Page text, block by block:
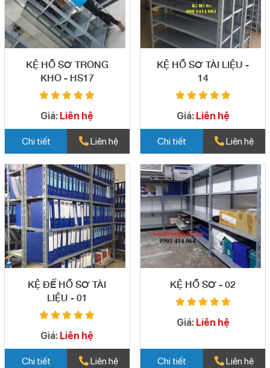
KỆ HỒ SƠ TRONG
KHO - HS17
Giá: Liên hệ
Chi tiết Liên hệ
KỆ HỒ SƠ TÀI LIỆU -
14
Giá: Liên hệ
Chi tiết Liên hệ
KỆ ĐỂ HỒ SƠ TÀI
LIỆU - 01
Giá: Liên hệ
Chi tiết Liên hệ
KỆ HỒ SƠ - 02
Giá: Liên hệ
Chi tiết Liên hệ